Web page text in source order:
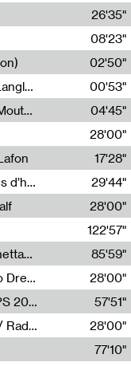
26'35"
08'23"
02'50"
Dans la nuit les nuages - Théo Robine-Langlois
00'53"
Bathi Diabaye - Tambacounda (Pierrick Mouton)
04'45"
28'00"
17'28"
Paysages animés #3 : Prairies – Histoires d’herbes et d’humains
29'44"
28'00"
122'57"
Formule Magique #3 : Selim-a Attalah Chettaoui
85'59"
Radia Show #1103 : “Learning AI How To Dream” by Sebastian Dingens (Radio Campus Bruxelles)
28'00"
LA PYRAMIDE DE BOIS 12 / PRINTEMPS 2026
57'51"
Radia Show #1102 : The Economic Trip / Radio Grenouille
28'00"
77'10"